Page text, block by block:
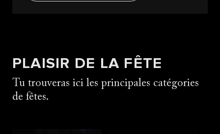
PLAISIR DE LA FÊTE
Tu trouveras ici les principales catégories
de fêtes.